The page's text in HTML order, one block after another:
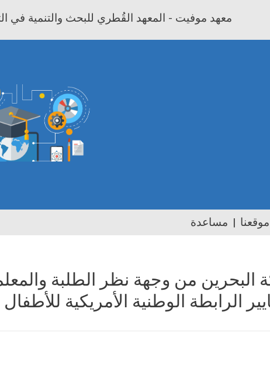
معهد موفيت - المعهد القُطري للبحث والتنمية في
مساعدة
من وجهة نظر الطلبة
الرابطة الوطنية الأمريكية